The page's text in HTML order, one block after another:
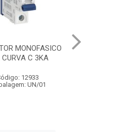
DISJUNTOR BIFASICO 02A
CURVA C 3KA
Embalagem: UN/01